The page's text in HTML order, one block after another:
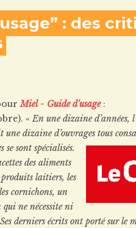
: des
Miel - Guide d'usage:
«En une dizaine d’années,
dizaine d’ouvrages tous
se sont spécialisés.
des aliments
produits laitiers, les
cornichons, un
qui ne nécessite ni
derniers écrits ont porté sur le